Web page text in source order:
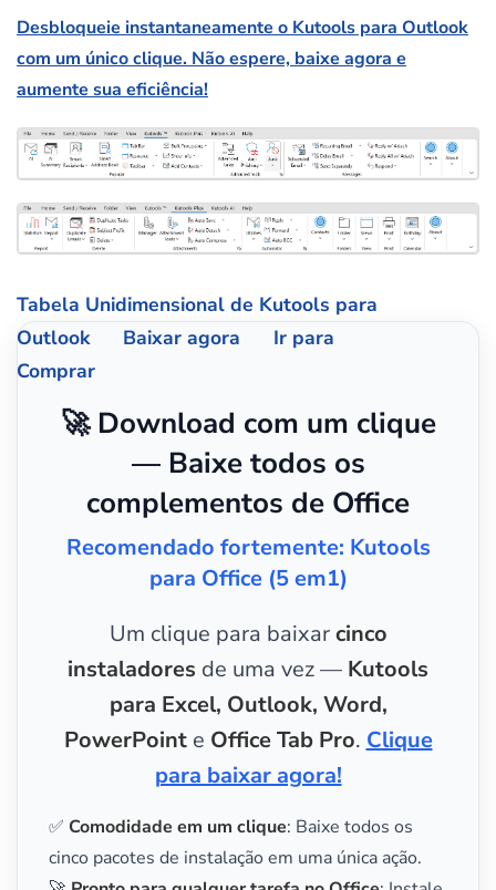
Desbloqueie instantaneamente o Kutools para Outlook
com um único clique. Não espere, baixe agora e
aumente sua eficiência!
Tabela Unidimensional de Kutools para
Outlook
Baixar agora
Ir para
Comprar
🚀 Download com um clique
— Baixe todos os
complementos de Office
Recomendado fortemente: Kutools
para Office (5 em1)
Um clique para baixarcinco
instaladores de uma vez — Kutools
para Excel, Outlook, Word,
PowerPointe Office Tab Pro. Clique
para baixar agora!
✅ Comodidade em um clique: Baixe todos os
cinco pacotes de instalação em uma única ação.